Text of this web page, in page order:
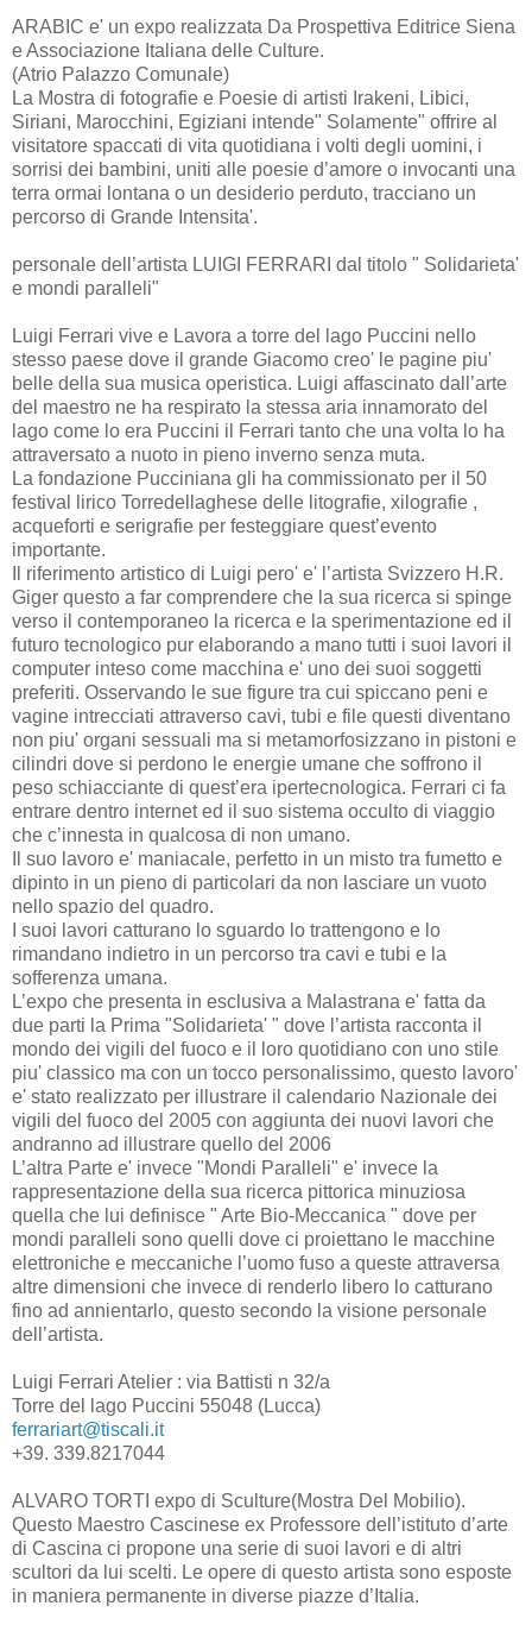
ARABIC e' un expo realizzata Da Prospettiva Editrice Siena
e Associazione Italiana delle Culture.
(Atrio Palazzo Comunale)
La Mostra di fotografie e Poesie di artisti Irakeni, Libici,
Siriani, Marocchini, Egiziani intende" Solamente" offrire al
visitatore spaccati di vita quotidiana i volti degli uomini, i
sorrisi dei bambini, uniti alle poesie d’amore o invocanti una
terra ormai lontana o un desiderio perduto, tracciano un
percorso di Grande Intensita'.
personale dell’artista LUIGI FERRARI dal titolo " Solidarieta'
e mondi paralleli"
Luigi Ferrari vive e Lavora a torre del lago Puccini nello
stesso paese dove il grande Giacomo creo' le pagine piu'
belle della sua musica operistica. Luigi affascinato dall’arte
del maestro ne ha respirato la stessa aria innamorato del
lago come lo era Puccini il Ferrari tanto che una volta lo ha
attraversato a nuoto in pieno inverno senza muta.
La fondazione Pucciniana gli ha commissionato per il 50
festival lirico Torredellaghese delle litografie, xilografie ,
acqueforti e serigrafie per festeggiare quest’evento
importante.
Il riferimento artistico di Luigi pero' e' l’artista Svizzero H.R.
Giger questo a far comprendere che la sua ricerca si spinge
verso il contemporaneo la ricerca e la sperimentazione ed il
futuro tecnologico pur elaborando a mano tutti i suoi lavori il
computer inteso come macchina e' uno dei suoi soggetti
preferiti. Osservando le sue figure tra cui spiccano peni e
vagine intrecciati attraverso cavi, tubi e file questi diventano
non piu' organi sessuali ma si metamorfosizzano in pistoni e
cilindri dove si perdono le energie umane che soffrono il
peso schiacciante di quest’era ipertecnologica. Ferrari ci fa
entrare dentro internet ed il suo sistema occulto di viaggio
che c’innesta in qualcosa di non umano.
Il suo lavoro e' maniacale, perfetto in un misto tra fumetto e
dipinto in un pieno di particolari da non lasciare un vuoto
nello spazio del quadro.
I suoi lavori catturano lo sguardo lo trattengono e lo
rimandano indietro in un percorso tra cavi e tubi e la
sofferenza umana.
L’expo che presenta in esclusiva a Malastrana e' fatta da
due parti la Prima "Solidarieta' " dove l’artista racconta il
mondo dei vigili del fuoco e il loro quotidiano con uno stile
piu' classico ma con un tocco personalissimo, questo lavoro'
e' stato realizzato per illustrare il calendario Nazionale dei
vigili del fuoco del 2005 con aggiunta dei nuovi lavori che
andranno ad illustrare quello del 2006
L’altra Parte e' invece "Mondi Paralleli" e' invece la
rappresentazione della sua ricerca pittorica minuziosa
quella che lui definisce " Arte Bio-Meccanica " dove per
mondi paralleli sono quelli dove ci proiettano le macchine
elettroniche e meccaniche l’uomo fuso a queste attraversa
altre dimensioni che invece di renderlo libero lo catturano
fino ad annientarlo, questo secondo la visione personale
dell’artista.
Luigi Ferrari Atelier : via Battisti n 32/a
Torre del lago Puccini 55048 (Lucca)
ferrariart@tiscali.it
+39. 339.8217044
ALVARO TORTI expo di Sculture(Mostra Del Mobilio).
Questo Maestro Cascinese ex Professore dell’istituto d’arte
di Cascina ci propone una serie di suoi lavori e di altri
scultori da lui scelti. Le opere di questo artista sono esposte
in maniera permanente in diverse piazze d’Italia.